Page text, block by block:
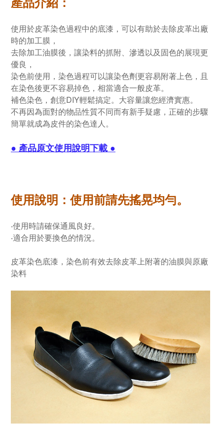
使用於皮革染色過程中的底漆，可以有助於去除皮革出廠
時的加工膜，
去除加工油膜後，讓染料的抓附、滲透以及固色的展現更
優良，
染色前使用，染色過程可以讓染色劑更容易附著上色，且
在染色後更不容易掉色，相當適合一般皮革。
補色染色，創意DIY輕鬆搞定。大容量讓您經濟實惠。
不再因為面對的物品性質不同而有新手疑慮，正確的步驟
簡單就成為皮件的染色達人。
● 產品原文使用說明下載 ●
使用說明：使用前請先搖晃均勻。
‧使用時請確保通風良好。
‧適合用於要換色的情況。
皮革染色底漆，染色前有效去除皮革上附著的油膜與原廠
染料